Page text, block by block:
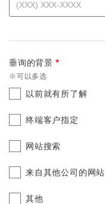
垂询的背景
※可以多选
以前就有所了解
终端客户指定
网站搜索
来自其他公司的网站
其他